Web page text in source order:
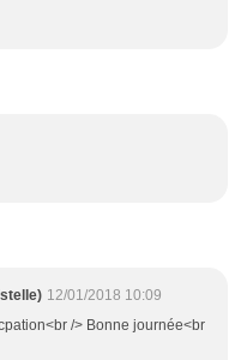
12/01/2018 10:09
/> Bonne journée<br